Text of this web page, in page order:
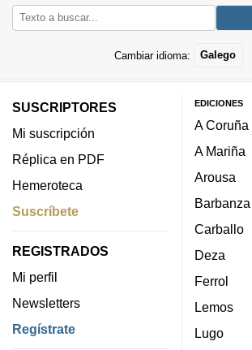
Cambiar idioma: Galego
SUSCRIPTORES
Mi suscripción
Réplica en PDF
Hemeroteca
Suscríbete
REGISTRADOS
Mi perfil
Newsletters
Regístrate
EDICIONES
A Coruña
A Mariña
Arousa
Barbanza
Carballo
Deza
Ferrol
Lemos
Lugo